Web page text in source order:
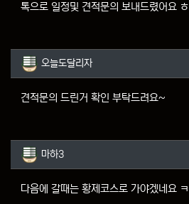
톡으로 일정및 견적문의 보내드렸어요 ㅎ
오늘도달리자님의 댓글
오늘도달리자
견적문의 드린거 확인 부탁드려요~
마하3님의 댓글
마하3
다음에 갈때는 황제코스로 가야겠네요 ㅋ